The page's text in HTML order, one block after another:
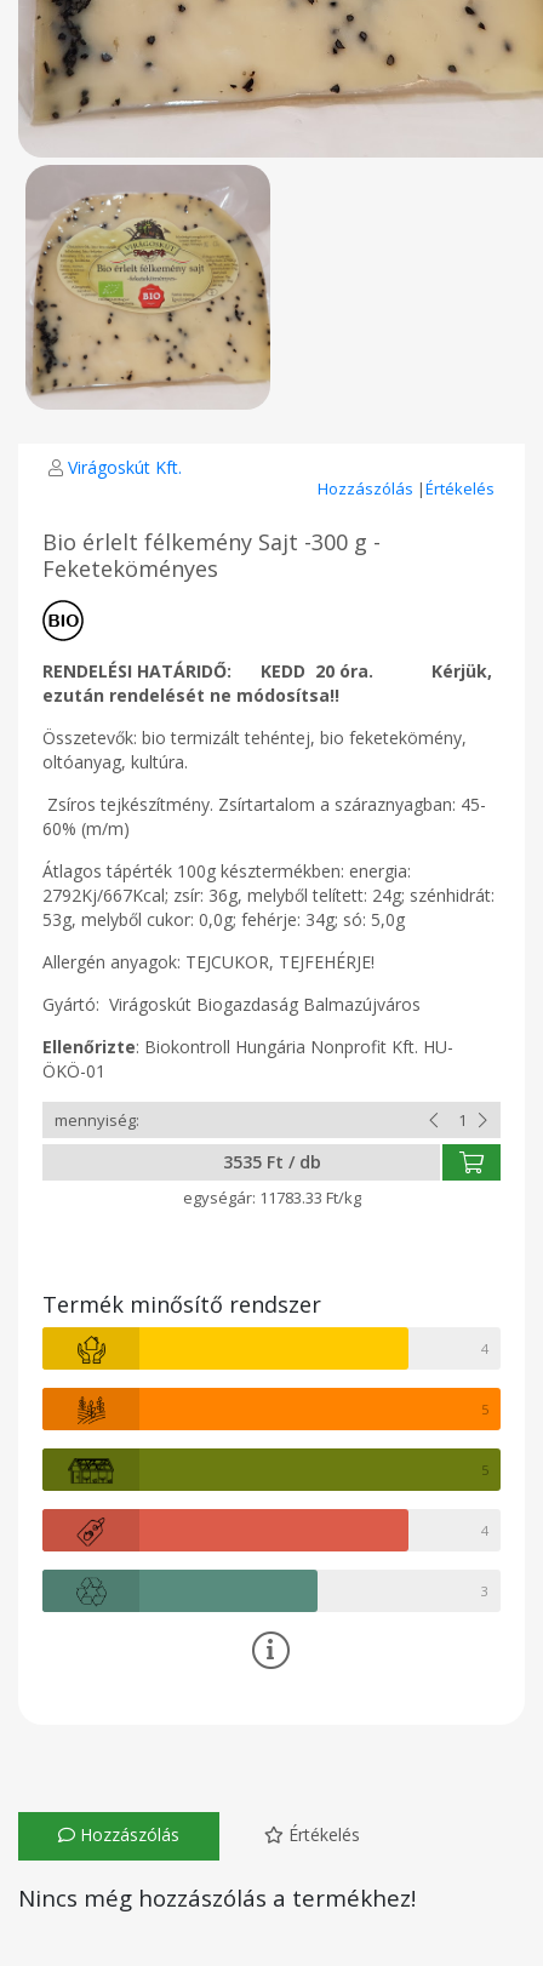
Virágoskút Kft.
Hozzászólás |Értékelés
Bio érlelt félkemény Sajt -300 g -
Feketeköményes
RENDELÉSI HATÁRIDŐ: KEDD 20 óra. Kérjük,
ezután rendelését ne módosítsa!!
Összetevők: bio termizált tehéntej, bio feketekömény,
oltóanyag, kultúra.
Zsíros tejkészítmény. Zsírtartalom a száraznyagban: 45-
60% (m/m)
Átlagos tápérték 100g késztermékben: energia:
2792Kj/667Kcal; zsír: 36g, melyből telített: 24g; szénhidrát:
53g, melyből cukor: 0,0g; fehérje: 34g; só: 5,0g
Allergén anyagok: TEJCUKOR, TEJFEHÉRJE!
Gyártó: Virágoskút Biogazdaság Balmazújváros
Ellenőrizte: Biokontroll Hungária Nonprofit Kft. HU-
ÖKÖ-01
3535 Ft / db
11783.33 Ft/kg
Termék minősítő rendszer
4
5
5
4
3
Hozzászólás Értékelés
Nincs még hozzászólás a termékhez!